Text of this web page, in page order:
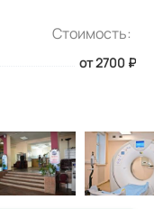
Стоимость:
от 2700 ₽